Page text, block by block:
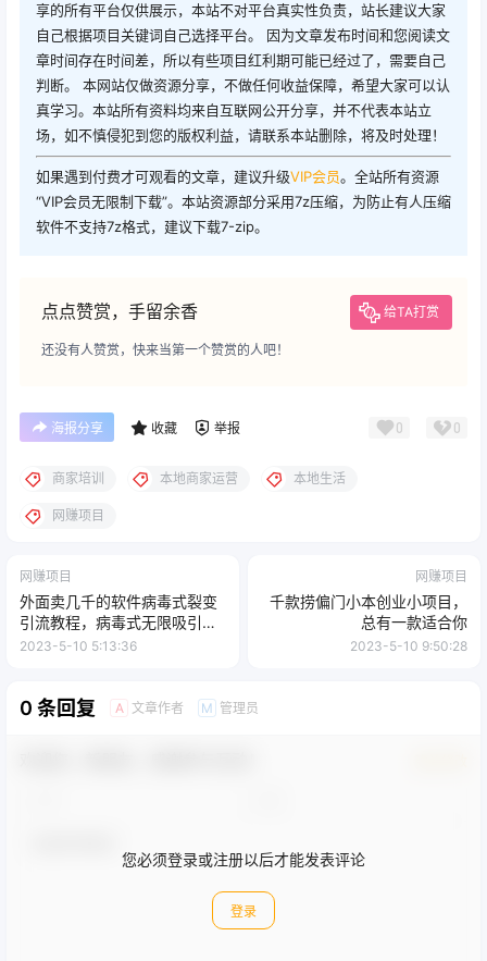
享的所有平台仅供展示，本站不对平台真实性负责，站长建议大家
自己根据项目关键词自己选择平台。 因为文章发布时间和您阅读文
章时间存在时间差，所以有些项目红利期可能已经过了，需要自己
判断。 本网站仅做资源分享，不做任何收益保障，希望大家可以认
真学习。本站所有资料均来自互联网公开分享，并不代表本站立
场，如不慎侵犯到您的版权利益，请联系本站删除，将及时处理！
如果遇到付费才可观看的文章，建议升级VIP会员。全站所有资源
“VIP会员无限制下载”。本站资源部分采用7z压缩，为防止有人压缩
软件不支持7z格式，建议下载7-zip。
点点赞赏，手留余香 给TA打赏
还没有人赞赏，快来当第一个赞赏的人吧！
海报分享 收藏 举报 0 0
商家培训 本地商家运营 本地生活
网赚项目
网赚项目
外面卖几千的软件病毒式裂变
引流教程，病毒式无限吸引精
准粉丝
2023-5-10 5:13:36
网赚项目
千款捞偏门小本创业小项目，
总有一款适合你
2023-5-10 9:50:28
0 条回复 A 文章作者 M 管理员
您必须登录或注册以后才能发表评论
登录